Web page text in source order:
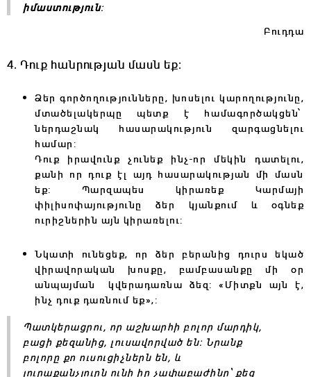
իմաստություն:
Բուդդա
4. Դուք հանրության մասն եք։
Ձեր գործողությունները, խոսելու կարողությունը,
մտածելակերպը պետք է համագործակցեն՝
ներդաշնակ հասարակություն զարգացնելու
համար:
Դուք իրավունք չունեք ինչ-որ մեկին դատելու,
քանի որ դուք էլ այդ հասարակության մի մասն
եք: Պարզապես կիրառեք Կարմայի
փիլիսոփայությունը ձեր կյանքում և օգնեք
ուրիշներին այն կիրառելու:
Նկատի ունեցեք, որ ձեր բերանից դուրս եկած
վիրավորական խոսքը, բամբասանքը մի օր
անպայման կվերադառնա ձեզ: «Միտքն այն է,
ինչ դուք դառնում եք»,:
Պատկերացրու, որ աշխարհի բոլոր մարդիկ,
բացի քեզանից, լուսավորված են: Նրանք
բոլորը քո ուսուցիչներն են, և
յուրաքանչյուրն ունի իր չափաբաժինը՝ քեզ